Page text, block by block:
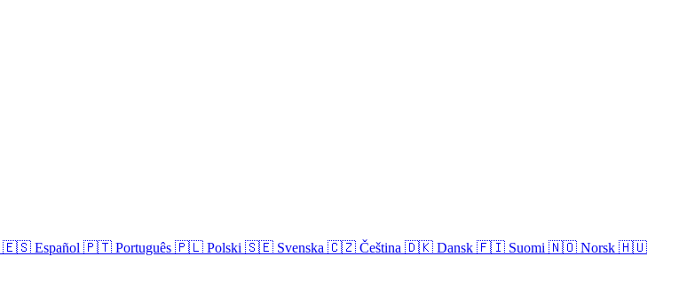
🇪🇸 Español 🇵🇹 Português 🇵🇱 Polski 🇸🇪 Svenska 🇨🇿 Čeština 🇩🇰 Dansk 🇫🇮 Suomi 🇳🇴 Norsk 🇭🇺